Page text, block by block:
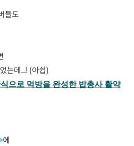
들도
는데..! (아쉽)
으로 먹방을 완성한 밥총사 활약
에